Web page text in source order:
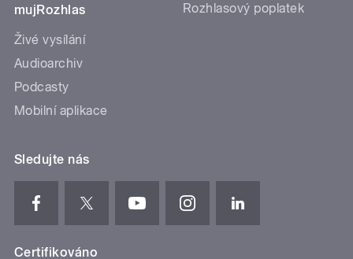
mujRozhlas
Živé vysílání
Audioarchiv
Podcasty
Mobilní aplikace
Rozhlasový poplatek
Sledujte nás
Certifikováno